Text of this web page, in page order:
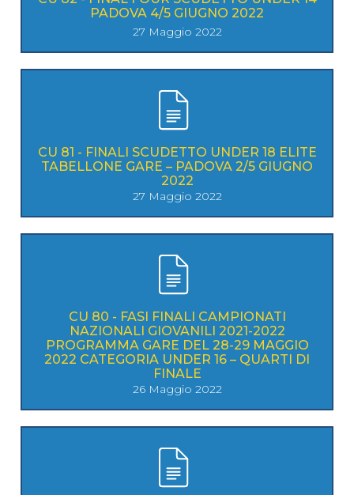
PADOVA 4/5 GIUGNO 2022
27 Maggio 2022
CU 81 - FINALI SCUDETTO UNDER 18 ELITE
TABELLONE GARE – PADOVA 2/5 GIUGNO
2022
27 Maggio 2022
CU 80 - FASI FINALI CAMPIONATI
NAZIONALI GIOVANILI 2021-2022
PROGRAMMA GARE DEL 28-29 MAGGIO
2022 CATEGORIA UNDER 16 – QUARTI DI
FINALE
26 Maggio 2022